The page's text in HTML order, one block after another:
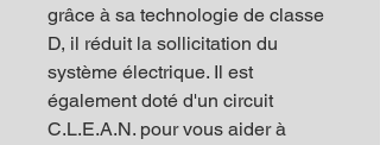
grâce à sa technologie de classe
D, il réduit la sollicitation du
système électrique. Il est
également doté d'un circuit
C.L.E.A.N. pour vous aider à